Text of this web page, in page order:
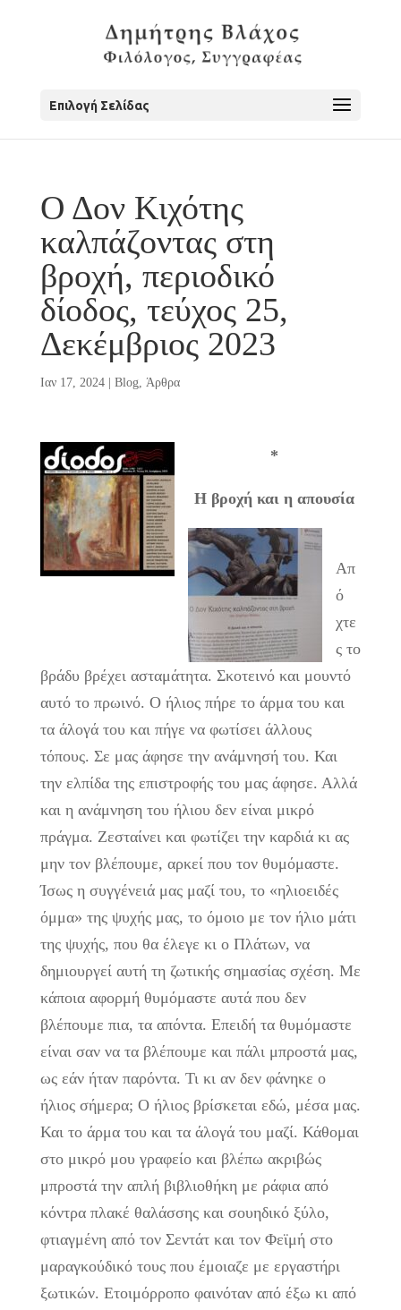
Επιλογή Σελίδας
Ο Δον Κιχότης
καλπάζοντας στη
βροχή, περιοδικό
δίοδος, τεύχος 25,
Δεκέμβριος 2023
Ιαν 17, 2024| Blog, Άρθρα
*
Η βροχή και η απουσία
Απ
ό
χτε
ς το
βράδυ βρέχει ασταμάτητα. Σκοτεινό και μουντό
αυτό το πρωινό. Ο ήλιος πήρε το άρμα του και
τα άλογά του και πήγε να φωτίσει άλλους
τόπους. Σε μας άφησε την ανάμνησή του. Και
την ελπίδα της επιστροφής του μας άφησε. Αλλά
και η ανάμνηση του ήλιου δεν είναι μικρό
πράγμα. Ζεσταίνει και φωτίζει την καρδιά κι ας
μην τον βλέπουμε, αρκεί που τον θυμόμαστε.
Ίσως η συγγένειά μας μαζί του, το «ηλιοειδές
όμμα» της ψυχής μας, το όμοιο με τον ήλιο μάτι
της ψυχής, που θα έλεγε κι ο Πλάτων, να
δημιουργεί αυτή τη ζωτικής σημασίας σχέση. Με
κάποια αφορμή θυμόμαστε αυτά που δεν
βλέπουμε πια, τα απόντα. Επειδή τα θυμόμαστε
είναι σαν να τα βλέπουμε και πάλι μπροστά μας,
ως εάν ήταν παρόντα. Τι κι αν δεν φάνηκε ο
ήλιος σήμερα; Ο ήλιος βρίσκεται εδώ, μέσα μας.
Και το άρμα του και τα άλογά του μαζί. Κάθομαι
στο μικρό μου γραφείο και βλέπω ακριβώς
μπροστά την απλή βιβλιοθήκη με ράφια από
κόντρα πλακέ θαλάσσης και σουηδικό ξύλο,
φτιαγμένη από τον Σεντάτ και τον Φεϊμή στο
μαραγκούδικό τους που έμοιαζε με εργαστήρι
ξωτικών. Ετοιμόρροπο φαινόταν από έξω κι από